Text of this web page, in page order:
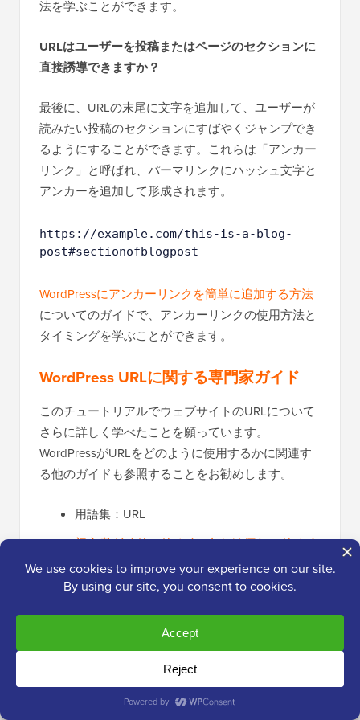
法を学ぶことができます。
URLはユーザーを投稿またはページのセクションに
直接誘導できますか？
最後に、URLの末尾に文字を追加して、ユーザーが
読みたい投稿のセクションにすばやくジャンプでき
るようにすることができます。これらは「アンカー
リンク」と呼ばれ、パーマリンクにハッシュ文字と
アンカーを追加して形成されます。
https://example.com/this-is-a-blog-
post#sectionofblogpost
WordPressにアンカーリンクを簡単に追加する方法
についてのガイドで、アンカーリンクの使用方法と
タイミングを学ぶことができます。
WordPress URLに関する専門家ガイド
このチュートリアルでウェブサイトのURLについて
さらに詳しく学べたことを願っています。
WordPressがURLをどのように使用するかに関連す
る他のガイドも参照することをお勧めします。
用語集：URL
初心者ガイド：ドメイン名とは何か、ドメイ
ンはどのように機能するか？
最適なドメイン名の選び方（ヒントとツー
ル）
WordPressサイトのURLを変更する方法（ス
テップバイステップ）
WordPressのSEOフレンドリーなURL構造と